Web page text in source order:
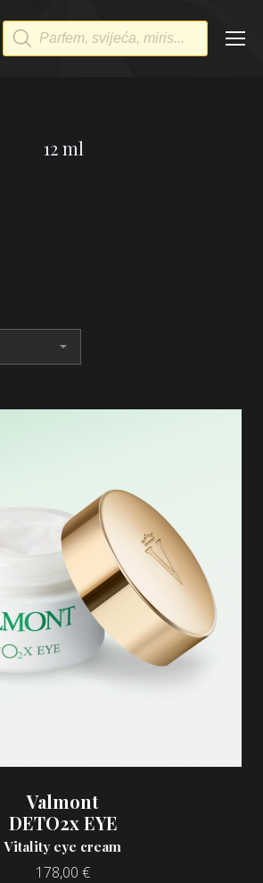
Products
search
12 ml
Valmont
DETO2x EYE
Vitality eye cream
178,00 €